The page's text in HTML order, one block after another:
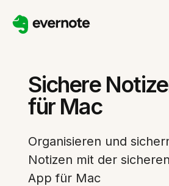
Sichere
für Mac
Organisieren und
Notizen mit der
App für Mac